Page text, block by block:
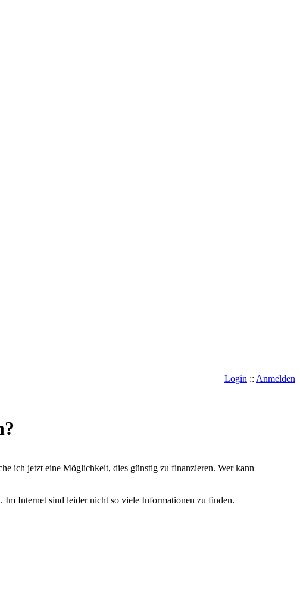
Login :: Anmelden
ich jetzt eine Möglichkeit, dies günstig zu finanzieren. Wer kann
Internet sind leider nicht so viele Informationen zu finden.